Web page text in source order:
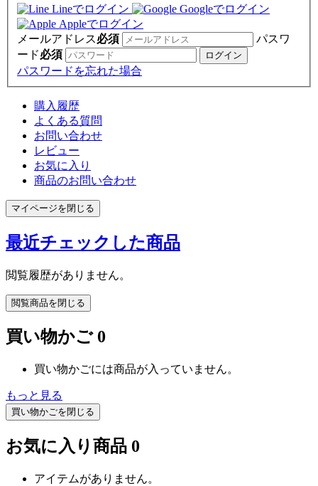
Lineでログイン
Googleでログイン
Appleでログイン
メールアドレス必須
パスワ
ード必須
パスワードを忘れた場合
購入履歴
よくある質問
お問い合わせ
レビュー
お気に入り
商品のお問い合わせ
マイページを閉じる
最近チェックした商品
閲覧履歴がありません。
閲覧商品を閉じる
買い物かご 0
買い物かごには商品が入っていません。
もっと見る
買い物かごを閉じる
お気に入り商品 0
アイテムがありません。